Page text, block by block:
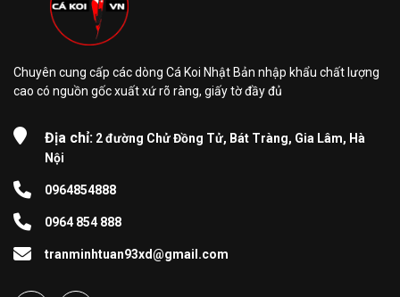
Chuyên cung cấp các dòng Cá Koi Nhật Bản nhập khẩu chất lượng
cao có nguồn gốc xuất xứ rõ ràng, giấy tờ đầy đủ
Địa chỉ: 2 đường Chử Đồng Tử, Bát Tràng, Gia Lâm, Hà
Nội
0964854888
0964 854 888
tranminhtuan93xd@gmail.com